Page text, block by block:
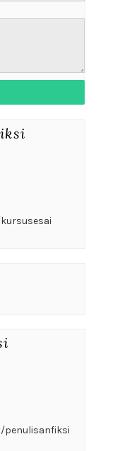
penulisanfiksi